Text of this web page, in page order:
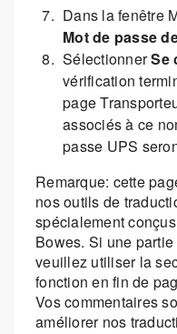
Dans la fenêtre
Mot de passe
SélectionnerSe
vérification
page
associés à ce
passe UPS
Remarque: cette
nos outils de
spécialement
Bowes. Si une
veuillez utiliser la
fonction en fin de
Vos commentaires
améliorer nos